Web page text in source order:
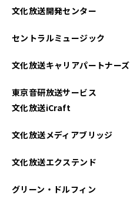
2023年10月
2023年08月
2023年07月
文化放送開発センター
セントラルミュージック
文化放送キャリアパートナーズ
東京音研放送サービス
文化放送iCraft
文化放送メディアブリッジ
文化放送エクステンド
グリーン・ドルフィン